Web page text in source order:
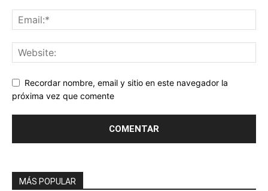
Recordar nombre, email y sitio en este navegador la
próxima vez que comente
MÁS POPULAR